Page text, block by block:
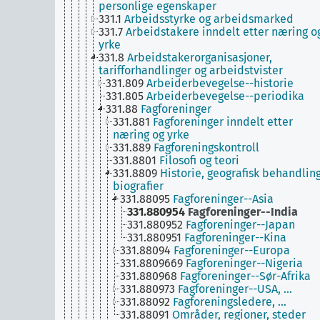
personlige egenskaper
331.1 Arbeidsstyrke og arbeidsmarked
331.7 Arbeidstakere inndelt etter næring
yrke
331.8 Arbeidstakerorganisasjoner,
tarifforhandlinger og arbeidstvister
331.809 Arbeiderbevegelse--historie
331.805 Arbeiderbevegelse--periodika
331.88 Fagforeninger
331.881 Fagforeninger inndelt etter
næring og yrke
331.889 Fagforeningskontroll
331.8801 Filosofi og teori
331.8809 Historie, geografisk
biografier
331.88095 Fagforeninger--Asia
331.880954 Fagforeninger--India
331.880952 Fagforeninger--Japan
331.880951 Fagforeninger--Kina
331.88094 Fagforeninger--Europa
331.8809669 Fagforeninger--Nigeria
331.880968 Fagforeninger--Sør-Afrika
331.880973 Fagforeninger--USA, …
331.88092 Fagforeningsledere, …
331.88091 Områder, regioner, steder